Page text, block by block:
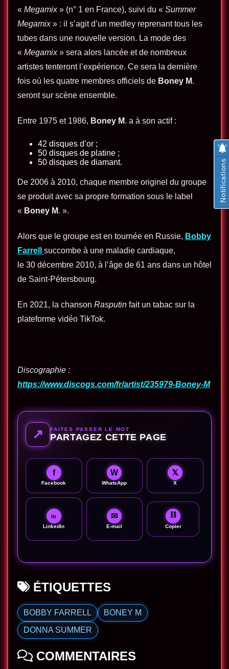
« Megamix» (n° 1 en France), suivi du « Summer
Megamix» : il s’agit d’un medley reprenant tous les
tubes dans une nouvelle version. La mode des
« Megamix» sera alors lancée et de nombreux
artistes tenteront l’expérience. Ce sera la dernière
fois où les quatre membres officiels de Boney M.
seront sur scène ensemble.
Entre 1975 et 1986, Boney M. a à son actif :
42 disques d’or ;
50 disques de platine ;
50 disques de diamant.
De 2006 à 2010, chaque membre originel du groupe
se produit avec sa propre formation sous le label
« Boney M. ».
Alors que le groupe est en tournée en Russie, Bobby
Farrell
succombe à une maladie cardiaque,
le 30 décembre 2010, à l’âge de 61 ans dans un hôtel
de Saint-Pétersbourg.
En 2021, la chanson Rasputin fait un tabac sur la
plateforme vidéo TikTok.
Discographie :
https://www.discogs.com/fr/artist/235979-Boney-M
↗ FAITES PASSER LE MOT
PARTAGEZ CETTE PAGE
f
Facebook
W
WhatsApp
𝕏
X
in
LinkedIn
✉
E-mail
⛓
Copier
ÉTIQUETTES
BOBBY FARRELL
BONEY M
DONNA SUMMER
COMMENTAIRES
Notifications